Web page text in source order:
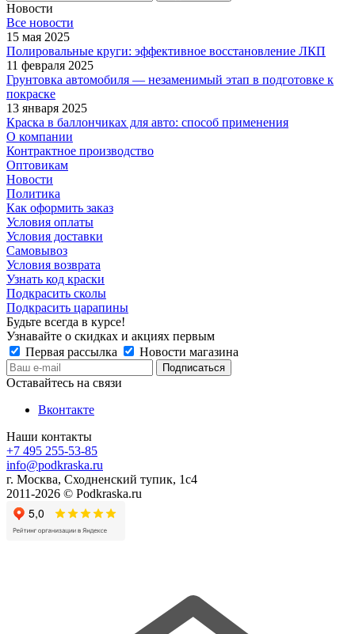
Новости
Все новости
15 мая 2025
Полировальные круги: эффективное восстановление ЛКП
11 февраля 2025
Грунтовка автомобиля — незаменимый этап в подготовке к
покраске
13 января 2025
Краска в баллончиках для авто: способ применения
О компании
Контрактное производство
Оптовикам
Новости
Политика
Как оформить заказ
Условия оплаты
Условия доставки
Самовывоз
Условия возврата
Узнать код краски
Подкрасить сколы
Подкрасить царапины
Будьте всегда в курсе!
Узнавайте о скидках и акциях первым
Первая рассылка
Новости магазина
Оставайтесь на связи
Вконтакте
Наши контакты
+7 495 255-53-85
info@podkraska.ru
г. Москва, Сходненский тупик, 1с4
2011-2026 © Podkraska.ru